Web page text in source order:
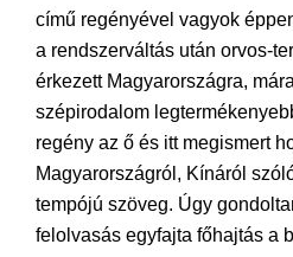
című regényével vagyok
a rendszerváltás után orvos-
érkezett Magyarországra,
szépirodalom
regény az ő és itt megismert
Magyarországról, Kínáról
tempójú szöveg. Úgy
felolvasás egyfajta főhajtás a